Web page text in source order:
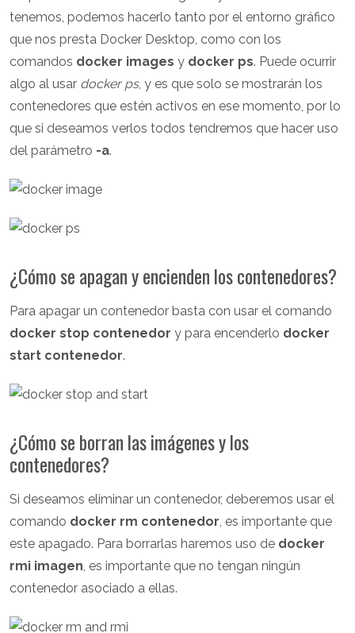
tenemos, podemos hacerlo tanto por el entorno gráfico
que nos presta Docker Desktop, como con los
comandos docker images y docker ps. Puede ocurrir
algo al usar docker ps, y es que solo se mostrarán los
contenedores que estén activos en ese momento, por lo
que si deseamos verlos todos tendremos que hacer uso
del parámetro -a.
¿Cómo se apagan y encienden los contenedores?
Para apagar un contenedor basta con usar el comando
docker stop contenedor y para encenderlo docker
start contenedor.
¿Cómo se borran las imágenes y los
contenedores?
Si deseamos eliminar un contenedor, deberemos usar el
comando docker rm contenedor , es importante que
este apagado. Para borrarlas haremos uso de docker
rmi imagen , es importante que no tengan ningún
contenedor asociado a ellas.